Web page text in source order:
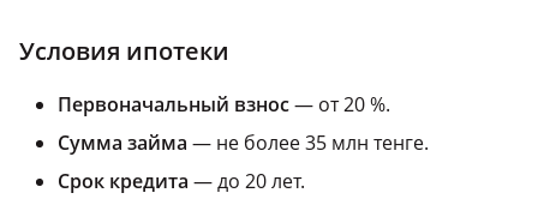
Условия ипотеки
Первоначальный взнос— от 20 %.
Сумма займа — не более 35 млн тенге.
Срок кредита — до 20 лет.